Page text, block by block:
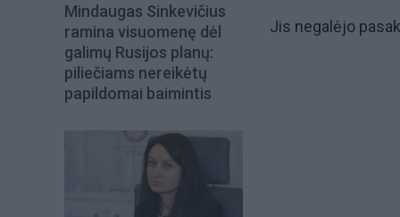
Mindaugas Sinkevičius
ramina visuomenę dėl
galimų Rusijos planų:
piliečiams nereikėtų
papildomai baimintis
Jis negalėjo